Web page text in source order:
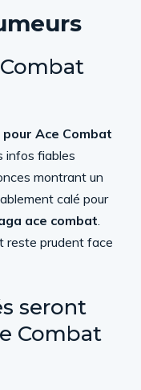
Ace Combat
infos fiables
montrant un
calé pour
ace combat.
reste prudent face
seront
Combat